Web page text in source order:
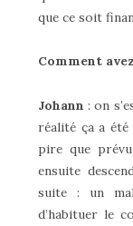
que ce soit
Comment
Johann : on
réalité ça a
pire que
ensuite
suite : un mal
d’habituer le